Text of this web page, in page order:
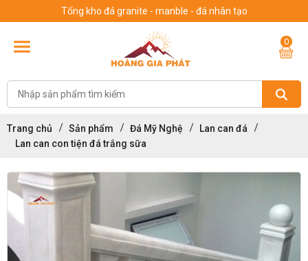
Tổng kho đá granite - manble - đá nhân tạo
0
Trang chủ Sản phẩm Đá Mỹ Nghệ
Lan can đá
Lan can con tiện đá trắng sữa